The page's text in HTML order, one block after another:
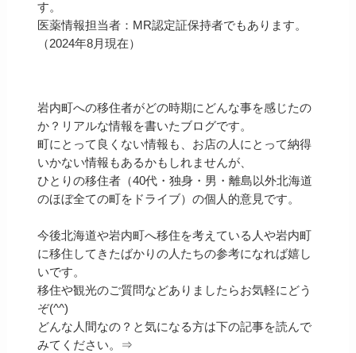
す。
医薬情報担当者：MR認定証保持者でもあります。
（2024年8月現在）
岩内町への移住者がどの時期にどんな事を感じたの
か？リアルな情報を書いたブログです。
町にとって良くない情報も、お店の人にとって納得
いかない情報もあるかもしれませんが、
ひとりの移住者（40代・独身・男・離島以外北海道
のほぼ全ての町をドライブ）の個人的意見です。
今後北海道や岩内町へ移住を考えている人や岩内町
に移住してきたばかりの人たちの参考になれば嬉し
いです。
移住や観光のご質問などありましたらお気軽にどう
ぞ(^^)
どんな人間なの？と気になる方は下の記事を読んで
みてください。⇒